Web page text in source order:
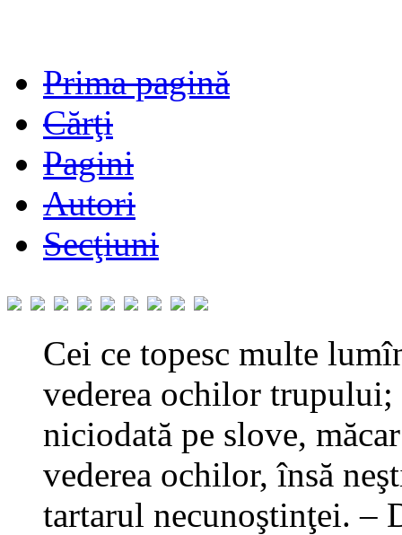
Prima pagină
Cărţi
Pagini
Autori
Secţiuni
Cei ce topesc multe
vederea ochilor trupului;
niciodată pe slove,
vederea ochilor, însă
tartarul necunoştinţei. –